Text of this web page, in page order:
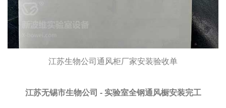
江苏生物公司通风柜厂家安装验收单
江苏无锡市生物公司 - 实验室全钢通风橱安装完工